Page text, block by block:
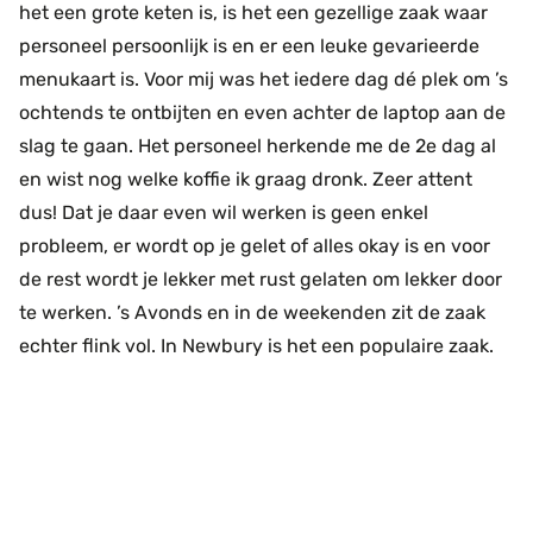
het een grote keten is, is het een gezellige zaak waar
personeel persoonlijk is en er een leuke gevarieerde
menukaart is. Voor mij was het iedere dag dé plek om ’s
ochtends te ontbijten en even achter de laptop aan de
slag te gaan. Het personeel herkende me de 2e dag al
en wist nog welke koffie ik graag dronk. Zeer attent
dus! Dat je daar even wil werken is geen enkel
probleem, er wordt op je gelet of alles okay is en voor
de rest wordt je lekker met rust gelaten om lekker door
te werken. ’s Avonds en in de weekenden zit de zaak
echter flink vol. In Newbury is het een populaire zaak.